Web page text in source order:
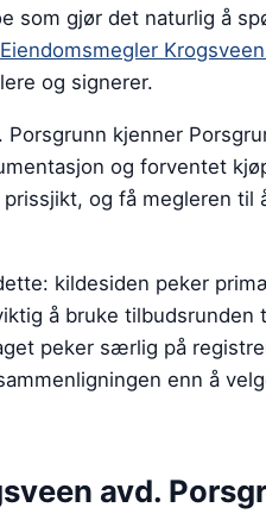
som gjør det naturlig å
Eiendomsmegler
og signerer.
kjenner
og forventet
og få megleren til
kildesiden peker
å bruke tilbudsrunden
peker særlig på
enn å
avd.